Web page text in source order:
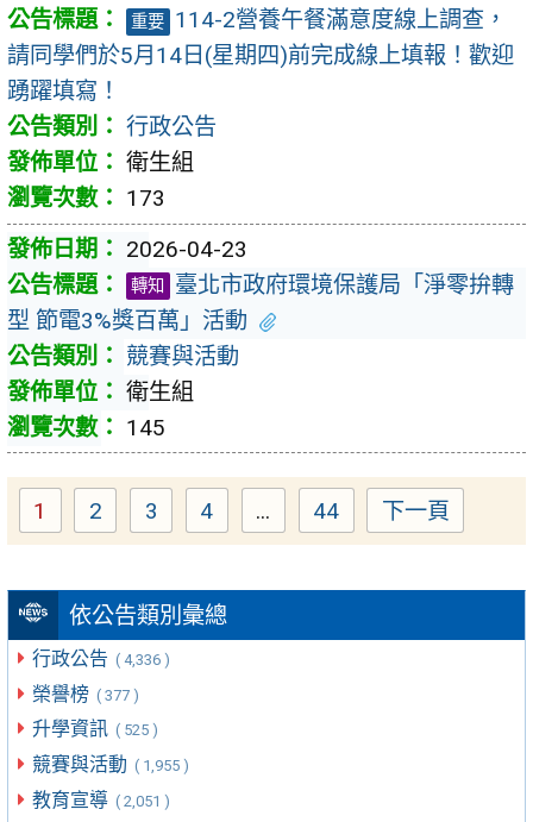
依公告類別彙總
行政公告 ( 4,336 )
榮譽榜 ( 377 )
升學資訊 ( 525 )
競賽與活動 ( 1,955 )
教育宣導 ( 2,051 )
重要 114-2營養午餐滿意度線上調查，
請同學們於5月14日(星期四)前完成線上填報！歡迎
踴躍填寫！
行政公告
衛生組
173
2026-04-23
轉知
臺北市政府環境保護局「淨零拚轉
型 節電3%獎百萬」活動
競賽與活動
衛生組
145
Page
1 Page
2 Page
3 Page
4 ... Page
44 下一頁